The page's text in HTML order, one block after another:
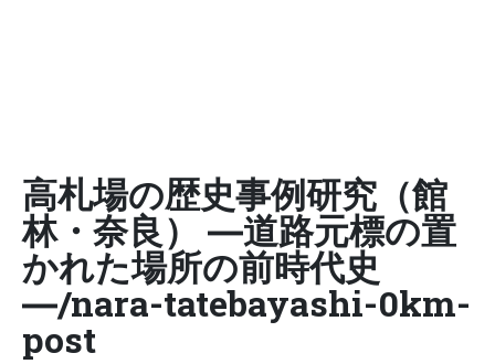
高札場の歴史事例研究（館
林・奈良） ―道路元標の置
かれた場所の前時代史
―/nara-tatebayashi-0km-
post